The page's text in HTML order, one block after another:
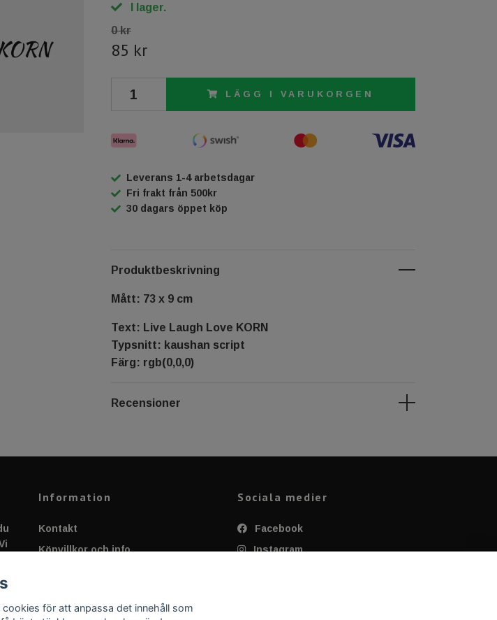
I lager.
0 kr
85 kr
LÄGG I VARUKORGEN
Leverans 1-4 arbetsdagar
Fri frakt från 500kr
30 dagars öppet köp
Produktbeskrivning
Mått: 73 x 9 cm
Text: Live Laugh Love KORN
Typsnitt: kaushan script
Färg: rgb(0,0,0)
Recensioner
Information
Kontakt
Köpvillkor och info
Applicering av Dekal
Sociala medier
Facebook
Instagram
för att anpassa det innehåll som